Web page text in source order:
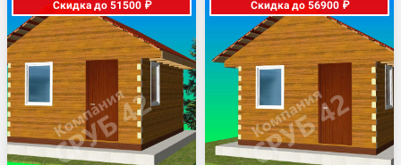
Скидка до 51500 ₽
Скидка до 56900 ₽